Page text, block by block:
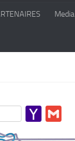
Media
Yahoo